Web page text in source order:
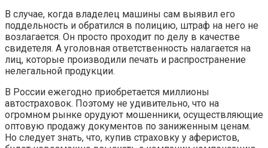
В случае, когда владелец машины сам выявил его
поддельность и обратился в полицию, штраф на него не
возлагается. Он просто проходит по делу в качестве
свидетеля. А уголовная ответственность налагается на
лиц, которые производили печать и распространение
нелегальной продукции.
В России ежегодно приобретается миллионы
автостраховок. Поэтому не удивительно, что на
огромном рынке орудуют мошенники, осуществляющие
оптовую продажу документов по заниженным ценам.
Но следует знать, что, купив страховку у аферистов,